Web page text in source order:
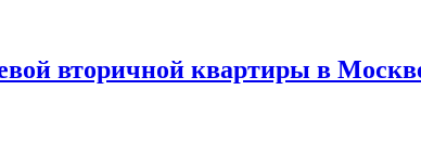
вторичной квартиры в